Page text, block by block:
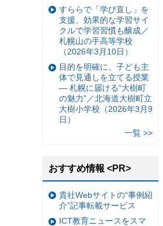
すららで「学び直し」を
支援、効果的な学習サイ
クルで学習習慣も醸成／
札幌山の手高等学校
（2026年3月10日）
目的を明確に、子ども主
体で見通しを立てる授業
— 札幌に届ける“大樹町
の魅力”／北海道大樹町立
大樹小学校（2026年3月9
日）
一覧 >>
おすすめ情報 <PR>
貴社Webサイトの“事例紹
介”記事転載サービス
ICT教育ニュースをスマ